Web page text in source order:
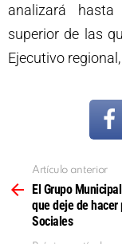
analizará
superior de las
Ejecutivo
más
Artículo anterior
El Grupo
que deje de
Sociales